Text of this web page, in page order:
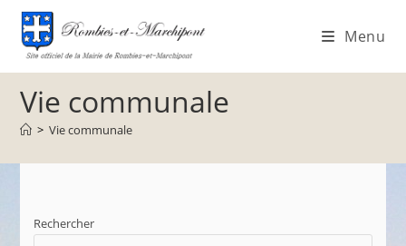
Menu
Vie communale
> Vie communale
Rechercher